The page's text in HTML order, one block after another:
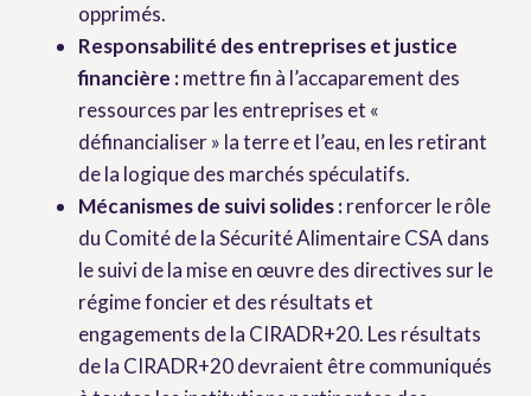
opprimés.
Responsabilité des entreprises et justice
financière :mettre fin à l’accaparement des
ressources par les entreprises et «
définancialiser » la terre et l’eau, en les retirant
de la logique des marchés spéculatifs.
Mécanismes de suivi solides :renforcer le rôle
du Comité de la Sécurité Alimentaire CSA dans
le suivi de la mise en œuvre des directives sur le
régime foncier et des résultats et
engagements de la CIRADR+20. Les résultats
de la CIRADR+20 devraient être communiqués